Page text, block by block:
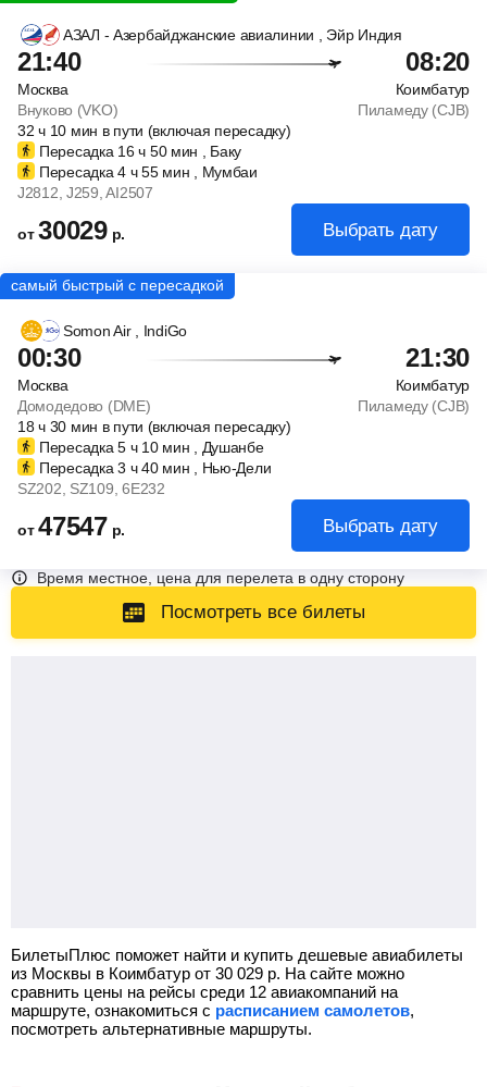
АЗАЛ - Азербайджанские авиалинии , Эйр Индия
21:40 08:20
Москва
Коимбатур
Внуково (VKO)
Пиламеду (CJB)
32ч10 мин в пути (включая пересадку)
Пересадка 16ч 50 мин , Баку
Пересадка 4 ч55 мин , Мумбаи
J2812 , J259 , AI2507
от30029 р. Выбрать дату
Somon Air , IndiGo
00:30 21:30
Москва
Коимбатур
Домодедово (DME)
Пиламеду (CJB)
18ч30 мин в пути (включая пересадку)
Пересадка 5 ч10 мин , Душанбе
Пересадка 3 ч40 мин , Нью-Дели
SZ202 , SZ109 , 6E232
от47547 р. Выбрать дату
Время местное, цена для перелета в одну сторону
Посмотреть все билеты
БилетыПлюс поможет найти и купить дешевые авиабилеты
из Москвы в Коимбатур от 30 029 р. На сайте можно
сравнить цены на рейсы среди 12 авиакомпаний на
маршруте, ознакомиться с расписанием самолетов,
посмотреть альтернативные маршруты.